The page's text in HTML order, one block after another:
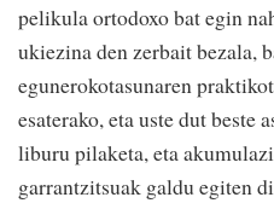
pelikula ortodoxo bat egin
ukiezina den zerbait bezala,
egunerokotasunaren
esaterako, eta uste dut beste
liburu pilaketa, eta
garrantzitsuak galdu egiten